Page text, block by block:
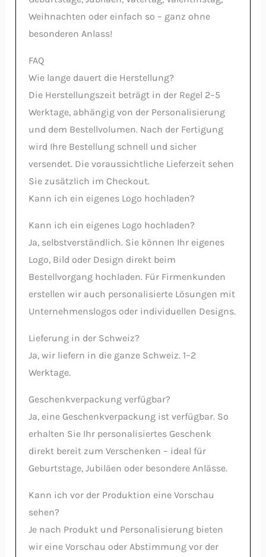
Weihnachten oder einfach so – ganz ohne
besonderen Anlass!
FAQ
Wie lange dauert die Herstellung?
Die Herstellungszeit beträgt in der Regel 2–5
Werktage, abhängig von der Personalisierung
und dem Bestellvolumen. Nach der Fertigung
wird Ihre Bestellung schnell und sicher
versendet. Die voraussichtliche Lieferzeit sehen
Sie zusätzlich im Checkout.
Kann ich ein eigenes Logo hochladen?
Kann ich ein eigenes Logo hochladen?
Ja, selbstverständlich. Sie können Ihr eigenes
Logo, Bild oder Design direkt beim
Bestellvorgang hochladen. Für Firmenkunden
erstellen wir auch personalisierte Lösungen mit
Unternehmenslogos oder individuellen Designs.
Lieferung in der Schweiz?
Ja, wir liefern in die ganze Schweiz. 1–2
Werktage.
Geschenkverpackung verfügbar?
Ja, eine Geschenkverpackung ist verfügbar. So
erhalten Sie Ihr personalisiertes Geschenk
direkt bereit zum Verschenken – ideal für
Geburtstage, Jubiläen oder besondere Anlässe.
Kann ich vor der Produktion eine Vorschau
sehen?
Je nach Produkt und Personalisierung bieten
wir eine Vorschau oder Abstimmung vor der